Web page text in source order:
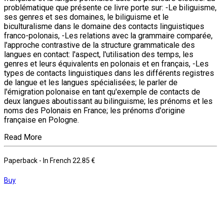
problématique que présente ce livre porte sur: -Le biliguisme,
ses genres et ses domaines, le biliguisme et le
biculturalisme dans le domaine des contacts linguistiques
franco-polonais, -Les relations avec la grammaire comparée,
l'approche contrastive de la structure grammaticale des
langues en contact: l'aspect, l'utilisation des temps, les
genres et leurs équivalents en polonais et en français, -Les
types de contacts linguistiques dans les différents registres
de langue et les langues spécialisées; le parler de
l'émigration polonaise en tant qu'exemple de contacts de
deux langues aboutissant au bilinguisme; les prénoms et les
noms des Polonais en France; les prénoms d'origine
française en Pologne.
Read More
Paperback - In French 22.85 €
Buy